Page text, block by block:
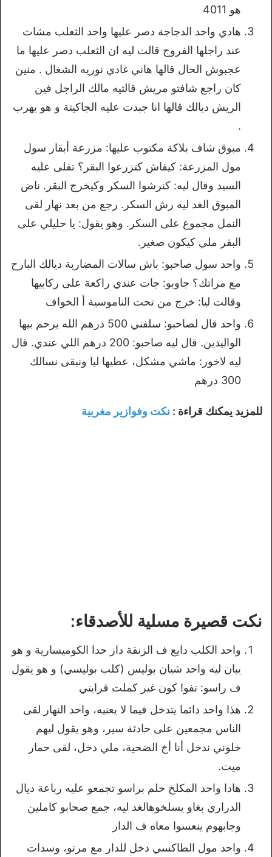
هو 4011
هادي واحد الدجاجة دصر عليها واحد الثعلب مشات
عند راجلها الفروج قالت ليه ان الثعلب دصر عليها ما
عجبوش الحال قالها هاني غادي نوريه الشغال . منين
كان راجع شافتو مريش قالتيه مالك الراجل فين
الريش ديالك قالها انا جبدت عليه الجاكيتة و هو يهرب
.
مبوق شاف بلاكة مكتوب عليها: مزرعة أبقار سول
مول المزرعة: كيفاش كتزرعوا البقر؟ تفلى عليه
السيد وقال ليه: كنرشوا السكر وكيخرج البقر. ناض
المبوق الغد ليه رش السكر. رجع من بعد نهار لقى
النمل مجموع على السكر. وهو يقول: يا حليلي على
البقر ملي كيكون صغير.
واحد سول صاحبو: باش سالات المضاربة ديالك البارح
مع مراتك؟ جاوبو: جات عندي راكعة على ركابيها
وقالت ليا: خرج من تحت الناموسية أ الخواف
واحد قال لصاحبو: سلفني 500 درهم الله يرحم بيها
الواليدين. قال ليه صاحبو: 200 درهم اللي عندي. قال
ليه لاخور: ماشي مشكل، عطيها ليا ونبقى نسالك
300 درهم
للمزيد يمكنك قراءة : نكت وفوازير مغربية
نكت قصيرة مسلية للأصدقاء:
واحد الكلب دايع ف الزنقة داز حدا الكوميسارية و هو
يبان ليه واحد شيان بوليس (كلب بوليسي) و هو يقول
ف راسو: تفو! كون غير كملت قرايتي
هذا واحد دائما يتدخل فيما لا يعنيه، واحد النهار لقى
الناس مجمعين على حادثة سير، وهو يقول ليهم
خلوني ندخل أنا أخ الضحية، ملي دخل، لقى حمار
ميت.
هادا واحد المكلخ حلم براسو تجمعو عليه رباعة ديال
الدراري بغاو يسلخوهالغد ليه، جمع صحابو كاملين
وجابهوم ينعسوا معاه ف الدار
واحد مول الطاكسي دخل للدار مع مرتو، وسدات